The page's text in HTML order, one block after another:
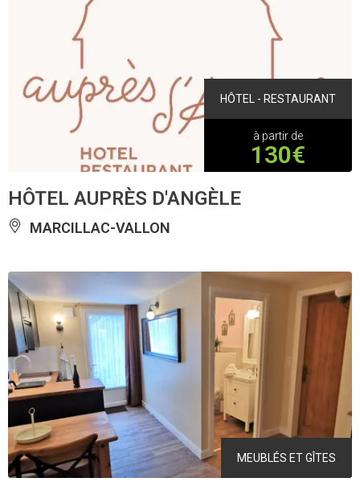
HÔTEL - RESTAURANT
à partir de
130€
HÔTEL AUPRÈS D'ANGÈLE
MARCILLAC-VALLON
MEUBLÉS ET GÎTES